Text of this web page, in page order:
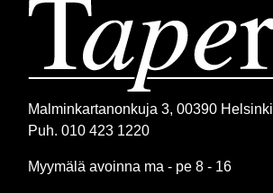
Malminkartanonkuja 3, 00390 Helsinki
Puh. 010 423 1220
Myymälä avoinna ma - pe 8 - 16